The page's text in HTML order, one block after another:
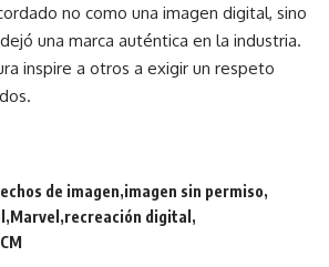
no como una imagen digital, sino
una marca auténtica en la industria.
inspire a otros a exigir un respeto
de imagen imagen sin permiso
Marvel recreación digital